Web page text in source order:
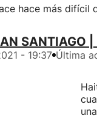
hace más difícil
SANTIAGO |
- 19:37 Última